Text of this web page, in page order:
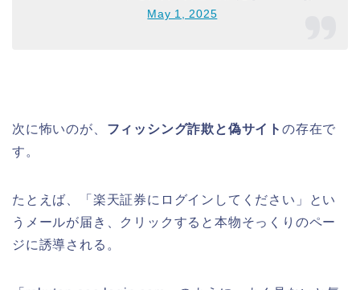
May 1, 2025
次に怖いのが、 フィッシング詐欺と偽サイトの存在で
す。
たとえば、「楽天証券にログインしてください」とい
うメールが届き、クリックすると本物そっくりのペー
ジに誘導される。